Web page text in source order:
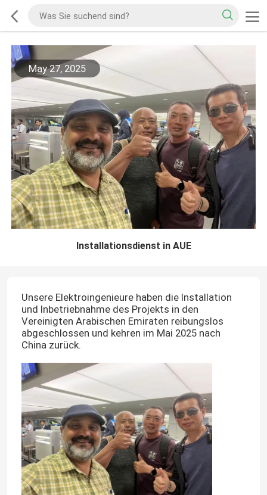
May 27, 2025
Installationsdienst in AUE
Unsere Elektroingenieure haben die Installation
und Inbetriebnahme des Projekts in den
Vereinigten Arabischen Emiraten reibungslos
abgeschlossen und kehren im Mai 2025 nach
China zurück.